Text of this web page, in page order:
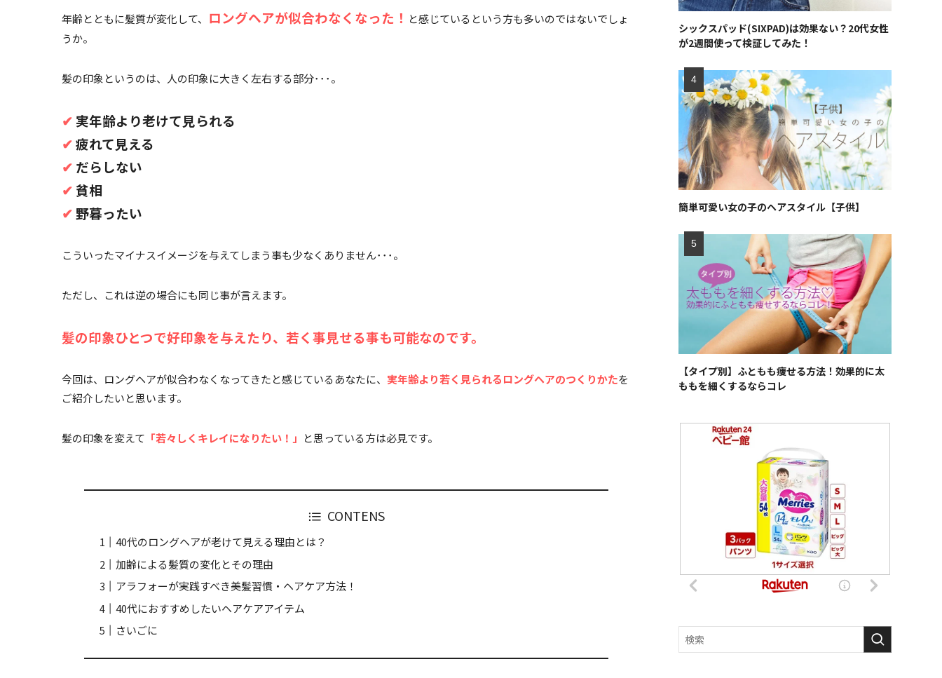
年齢とともに髪質が変化して、 ロングヘアが似合わなくなった！ と感じているという方も多いのではないでしょ
うか。
髪の印象というのは、人の印象に大きく左右する部分･･･。
✔︎ 実年齢より老けて見られる
✔︎疲れて見える
✔︎ だらしない
✔︎ 貧相
✔︎ 野暮ったい
こういったマイナスイメージを与えてしまう事も少なくありません･･･。
ただし、これは逆の場合にも同じ事が言えます。
髪の印象ひとつで好印象を与えたり、若く事見せる事も可能なのです。
今回は、ロングヘアが似合わなくなってきたと感じているあなたに、 実年齢より若く見られるロングヘアのつくりかたを
ご紹介したいと思います。
髪の印象を変えて 「若々しく キレイになりたい！」 と思っている方は必見です。
CONTENS
40代のロングヘアが老けて見える理由とは？
加齢による髪質の変化とその理由
アラフォーが実践すべき美髪習慣・ヘアケア方法！
40代におすすめしたいヘアケアアイテム
さいごに
シックスパッド(SIXPAD)は効果ない？20代女性
が2週間使って検証してみた！
簡単可愛い女の子のヘアスタイル【子供】
【タイプ別】ふともも痩せる方法！効果的に太
ももを細くするならコレ